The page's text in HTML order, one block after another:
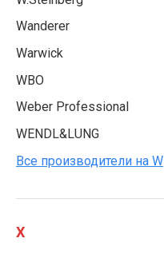
Wanderer
Warwick
WBO
Weber Professional
WENDL&LUNG
Все производители на W
X